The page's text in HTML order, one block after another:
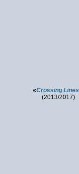
«Crossing Lines
(2013/2017)